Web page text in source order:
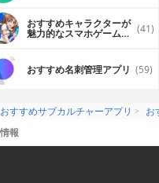
おすすめキャラクターが
魅力的なスマホゲームア (41)
おすすめ名刺管理アプリ (59)
おすすめサブカルチャーアプリ
お
報